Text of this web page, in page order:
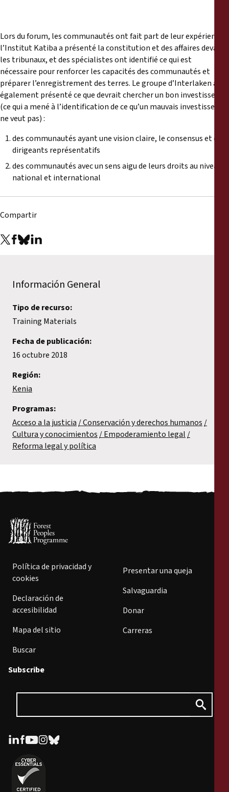
Lors du forum, les communautés ont fait part de leur expérience,
l’Institut Katiba a présenté la constitution et des affaires devant
les tribunaux, et des spécialistes ont identifié ce qui est
nécessaire pour renforcer les capacités des communautés et
préparer l’enregistrement des terres. Le groupe d’Interlaken a
également présenté ce que devrait chercher un bon investisseur
(ce qui a mené à l’identification de ce qu’un mauvais investisseur
ne veut pas) :
des communautés ayant une vision claire, le consensus et des
dirigeants représentatifs
des communautés avec un sens aigu de leurs droits au niveau
national et international
Compartir
Información General
Tipo de recurso:
Training Materials
Fecha de publicación:
16 octubre 2018
Región:
Kenia
Programas:
Acceso a la justicia Conservación y derechos humanos
Cultura y conocimientos
Empoderamiento legal
Reforma legal y política
Política de privacidad y
cookies
Declaración de
accesibilidad
Mapa del sitio
Buscar
Presentar una queja
Salvaguardia
Donar
Carreras
Subscribe